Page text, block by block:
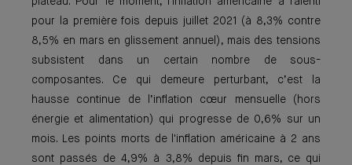
pour la première fois depuis juillet 2021 (à 8,3% contre
8,5% en mars en glissement annuel), mais des tensions
subsistent dans un certain nombre de sous-
composantes. Ce qui demeure perturbant, c’est la
hausse continue de l’inflation cœur mensuelle (hors
énergie et alimentation) qui progresse de 0,6% sur un
mois. Les points morts de l'inflation américaine à 2 ans
sont passés de 4,9% à 3,8% depuis fin mars, ce qui